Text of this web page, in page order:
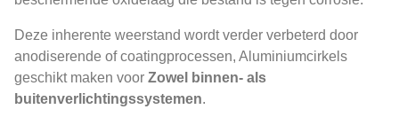
Deze inherente weerstand wordt verder verbeterd door
anodiserende of coatingprocessen, Aluminiumcirkels
geschikt maken voor Zowel binnen- als
buitenverlichtingssystemen.